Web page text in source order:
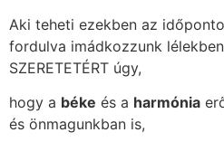
Aki teheti ezekben az
fordulva imádkozzunk
SZERETETÉRT úgy,
hogy a béke és a harmónia
és önmagunkban is,